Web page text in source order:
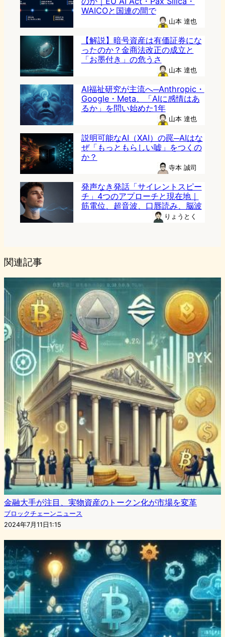
WAICOと国連の間で
山本 達也
【解説】暗号資産は有価証券にな
ったのか？金商法改正の成立と
「お墨付き」の危うさ
山本 達也
AI福祉研究が主流へ─Anthropic・
Google・Meta、「AIに感情はあ
るか」を問い始めた1年
山本 達也
説明可能なAI（XAI）の罠─AIはな
ぜ「もっともらしい嘘」をつくの
か？
寺本 誠司
発声なき発話「サイレントスピー
チ」4つのアプローチと現在地｜
筋電位、超音波、口唇読み、脳波
りょうとく
関連記事
金融大手が注目、実物資産のトークン化が市場を変革
ブロックチェーンニュース
2024年7月11日1:15